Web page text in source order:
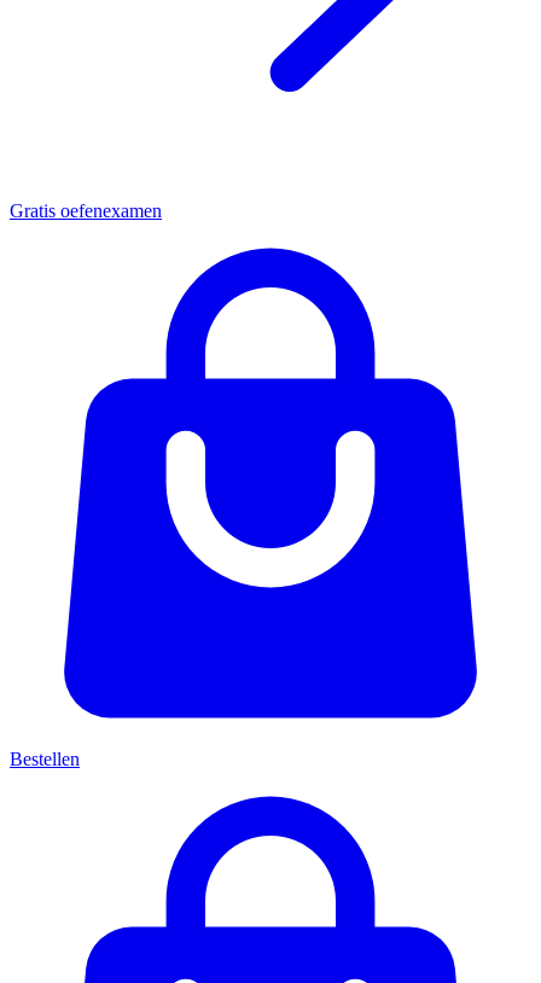
Gratis oefenexamen
Bestellen